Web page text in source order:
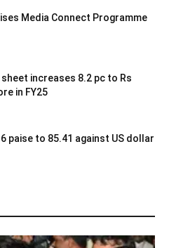
Media Connect Programme
sheet increases 8.2 pc to Rs
in FY25
paise to 85.41 against US dollar